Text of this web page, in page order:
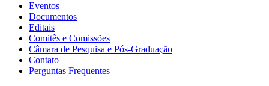
Eventos
Documentos
Editais
Comitês e Comissões
Câmara de Pesquisa e Pós-Graduação
Contato
Perguntas Frequentes